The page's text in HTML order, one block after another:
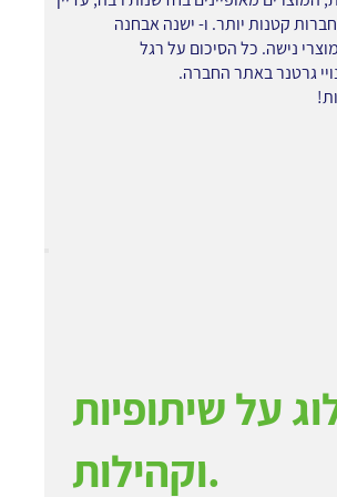
קטנות יותר. ו- ישנה אבחנה
נישה. כל הסיכום על רגל
גרטנר באתר החברה.
על שיתופיות
וקהילות.